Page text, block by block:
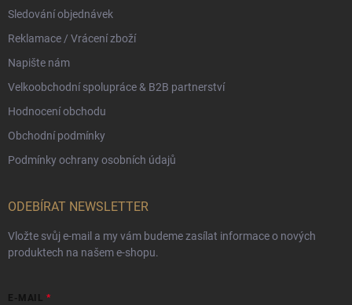
Sledování objednávek
Reklamace / Vrácení zboží
Napište nám
Velkoobchodní spolupráce & B2B partnerství
Hodnocení obchodu
Obchodní podmínky
Podmínky ochrany osobních údajů
ODEBÍRAT NEWSLETTER
Vložte svůj e-mail a my vám budeme zasílat informace o nových
produktech na našem e-shopu.
E-MAIL